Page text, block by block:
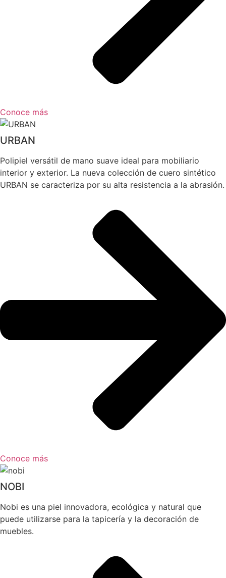
Conoce más
URBAN
Polipiel versátil de mano suave ideal para mobiliario
interior y exterior. La nueva colección de cuero sintético
URBAN se caracteriza por su alta resistencia a la abrasión.
Conoce más
NOBI
Nobi es una piel innovadora, ecológica y natural que
puede utilizarse para la tapicería y la decoración de
muebles.